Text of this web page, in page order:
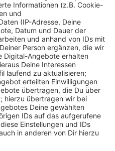
ist, stellt er sich auch dem
„Fünf für". Dabei wird
sondern dem Gast
gedrückt, zu denen er
einfällt. Keine
-
- das ist „Fünf